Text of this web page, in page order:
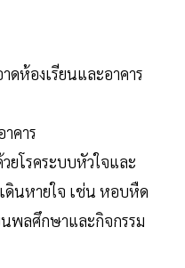
ดห้องเรียนและอาคาร
คาร
ยโรคระบบหัวใจและ
ดินหายใจ เช่น หอบหืด
นพลศึกษาและกิจกรรม